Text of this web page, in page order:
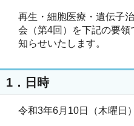
再生・細胞医療・遺伝子
会（第4回）を下記の要
知らせいたします。
1．日時
令和3年6月10日（木曜